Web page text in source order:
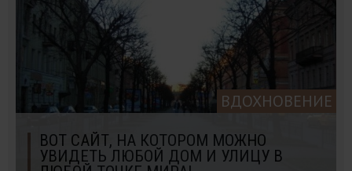
ВДОХНОВЕНИЕ
ВОТ САЙТ, НА КОТОРОМ МОЖНО
УВИДЕТЬ ЛЮБОЙ ДОМ И УЛИЦУ В